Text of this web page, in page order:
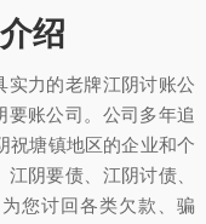
绍
实力的老牌江阴讨账公
账公司。公司多年追
祝塘镇地区的企业和个
阴要债、江阴讨债、
您讨回各类欠款、骗